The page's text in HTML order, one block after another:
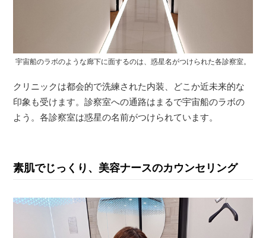
宇宙船のラボのような廊下に面するのは、惑星名がつけられた各診察室。
クリニックは都会的で洗練された内装、どこか近未来的な
印象も受けます。診察室への通路はまるで宇宙船のラボの
よう。各診察室は惑星の名前がつけられています。
素肌でじっくり、美容ナースのカウンセリング